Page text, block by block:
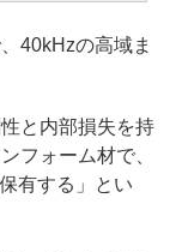
40kHzの高域ま
と内部損失を持
フォーム材で、
有する」とい